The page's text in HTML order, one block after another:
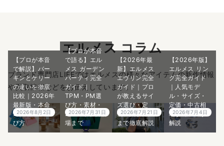
エルメス コラム
ブランド専門店LIFEではエルメスの様々なアイテムの新作情報
や買取情報などをお伝えしています。
【プロが本音
で解説】バー
キンとケリー
の違いを徹底
比較｜2026年
最新版・本命
エルメスの選
び方
2026年8月2日
【プロが本音
で語る】エル
メス ガーデン
パーティ完全
ガイド｜
TPM・PM選
び方・素材・
2026年最新相
場まで
2026年7月31日
【2026年最
新】エルメス
エヴリン完全
ガイド｜プロ
が教えるサイ
ズ選び・定
価・入手方法
まで徹底解説
2026年7月21日
【2026年版】
エルメス リン
グ完全ガイド
｜人気モデ
ル・サイズ・
定価・中古相
場までプロが
解説
2026年7月4日